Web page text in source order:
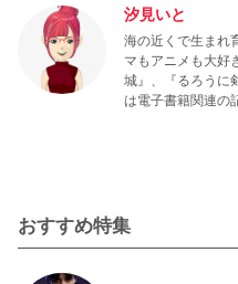
汐見いと
海の近くで生まれ
マもアニメも大好
城』、『るろう
は電子書籍関連の
おすすめ特集